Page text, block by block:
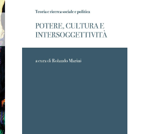
desideri